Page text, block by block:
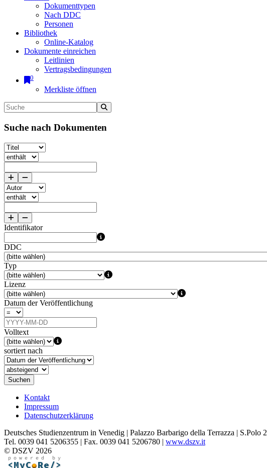
Dokumenttypen
Nach DDC
Personen
Bibliothek
Online-Katalog
Dokumente einreichen
Leitlinien
Vertragsbedingungen
0
Merkliste öffnen
Suche nach Dokumenten
Identifikator
DDC
Typ
Lizenz
Datum der Veröffentlichung
Volltext
sortiert nach
Suchen
Kontakt
Impressum
Datenschutzerklärung
Deutsches Studienzentrum in Venedig | Palazzo Barbarigo della Terrazza | S.Polo
Tel. 0039 041 5206355 | Fax. 0039 041 5206780 | www.dszv.it
© DSZV 2026